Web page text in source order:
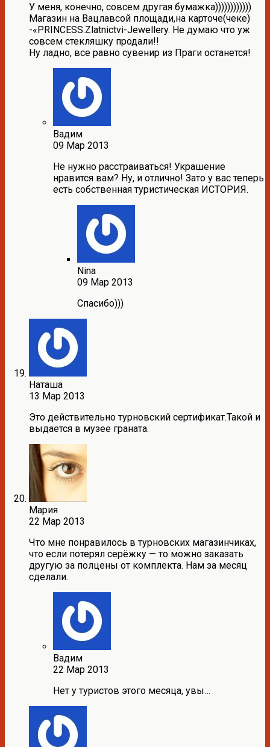
У меня, конечно, совсем другая бумажка))))))))))))
Магазин на Вацлавсой площади,на карточе(чеке)
-«PRINCESS.Zlatnictvi-Jewellery. Не думаю что уж
совсем стекляшку продали!!
Ну ладно, все равно сувенир из Праги останется!
Вадим
09 Мар 2013
Не нужно расстраиваться! Украшение
нравится вам? Ну, и отлично! Зато у вас теперь
есть собственная туристическая ИСТОРИЯ.
Nina
09 Мар 2013
Спасибо)))
Наташа
13 Мар 2013
Это действительно турновский сертификат.Такой и
выдается в музее граната.
Мария
22 Мар 2013
Что мне понравилось в турновских магазинчиках,
что если потерял серёжку — то можно заказать
другую за полцены от комплекта. Нам за месяц
сделали.
Вадим
22 Мар 2013
Нет у туристов этого месяца, увы…